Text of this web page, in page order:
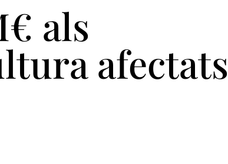
als
afectats